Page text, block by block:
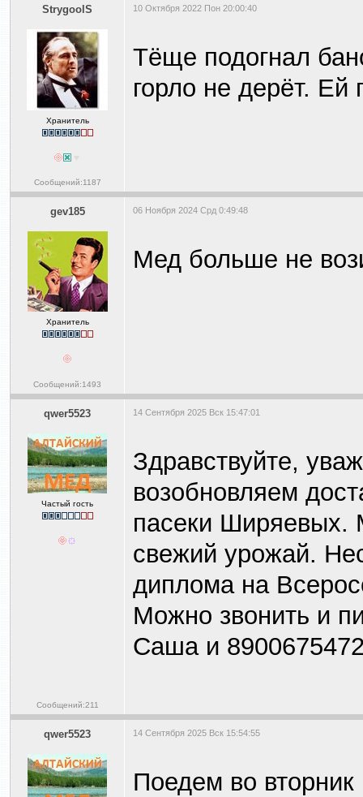
StrygoolS
Хранитель
Сообщений:1187
10 Октября 2022 Пон 20:00:40
Тёще подогнал
горло не дерёт. Ей
gev185
Хранитель
Сообщений:1493
06 Ноября 2024 Срд 0:49:48
Мед больше не
qwer5523
Частый гость
Сообщений:211
14 Сентября 2025 Вск 15:47:01
Здравствуйте,
возобновляем
пасеки Ширяевых.
свежий урожай.
диплома на
Можно звонить и
Саша и
qwer5523 14 Сентября 2025 Вск 15:54:55
Поедем во